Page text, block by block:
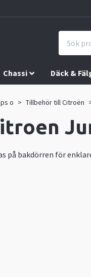
Chassi Däck &
o Tillbehör till Citroën
bakdörren för